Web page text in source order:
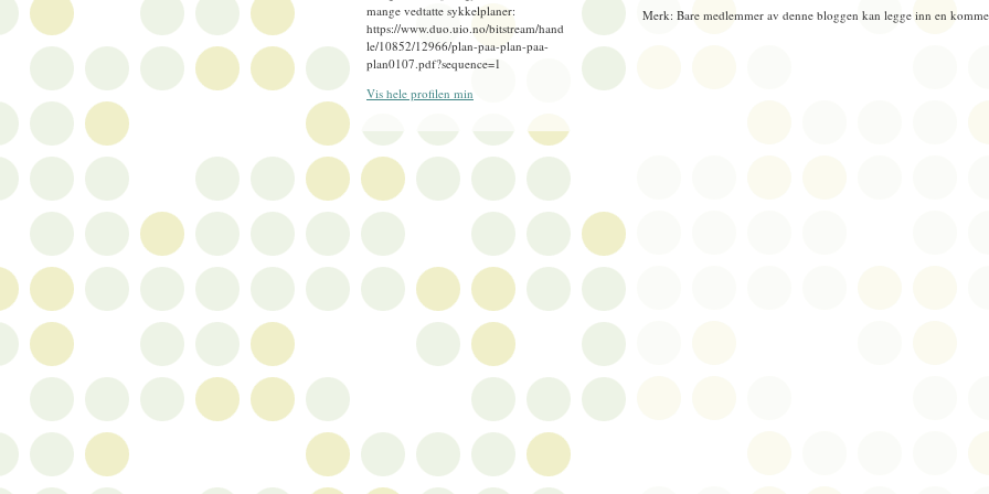
Merk: Bare medlemmer av denne bloggen kan legge inn en
mange vedtatte sykkelplaner:
https://www.duo.uio.no/bitstream/hand
le/10852/12966/plan-paa-plan-paa-
plan0107.pdf?sequence=1
Vis hele profilen min